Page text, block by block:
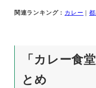
関連ランキング： カレー |
「カレー食
とめ